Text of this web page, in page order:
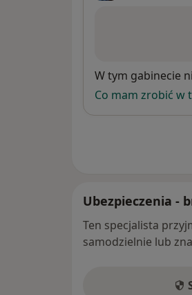
Dostępność
W tym gabinecie
Co mam zrobić w
Ubezpieczenia -
Ten specjalista
samodzielnie lub